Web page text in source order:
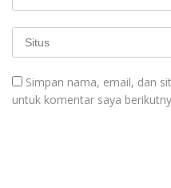
Simpan nama, email, dan
untuk komentar saya